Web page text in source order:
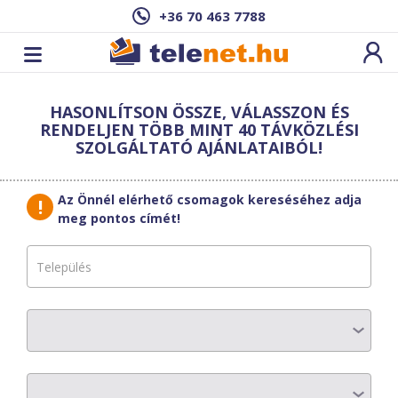
+36 70 463 7788
Ez a csomag sajnos nem elérhető az Ön
címén.Megnézem másik címen!
vissza a szolgáltatásokhoz
PR-TELECOM
HASONLÍTSON ÖSSZE, VÁLASSZON ÉS
RENDELJEN TÖBB MINT 40 TÁVKÖZLÉSI
SZOLGÁLTATÓ AJÁNLATAIBÓL!
Az Önnél elérhető csomagok kereséséhez adja
meg pontos címét!